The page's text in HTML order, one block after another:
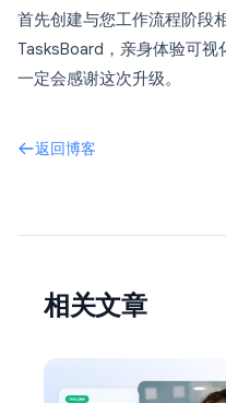
首先创建与您工作流程阶段
TasksBoard，亲身体验可
一定会感谢这次升级。
返回博客
相关文章